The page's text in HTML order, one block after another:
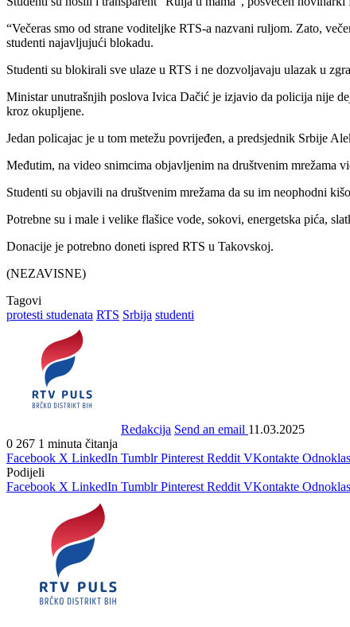
“Večeras smo od strane voditeljke RTS-a nazvani ruljom. Zato,
studenti najavljujući blokadu.
Studenti su blokirali sve ulaze u RTS i ne dozvoljavaju ulazak u
Ministar unutrašnjih poslova Ivica Dačić je izjavio da policija nije
kroz okupljene.
Jedan policajac je u tom metežu povrijeđen, a predsjednik Srbije
Međutim, na video snimcima objavljenim na društvenim mrežama
Studenti su objavili na društvenim mrežama da su im neophodni
Potrebne su i male i velike flašice vode, sokovi, energetska pića,
Donacije je potrebno doneti ispred RTS u Takovskoj.
(NEZAVISNE)
Tagovi
protesti studenata RTS Srbija studenti
Redakcija Send an email 11.03.2025
0 267 1 minuta čitanja
Facebook X LinkedIn Tumblr Pinterest Reddit VKontakte
Podijeli
Facebook X LinkedIn Tumblr Pinterest Reddit VKontakte